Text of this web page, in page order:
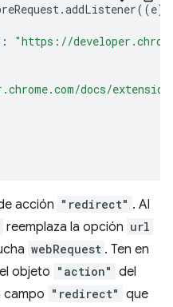
.addListener((e)
:
"https://
docs/
acción "redirect" . Al
reemplaza la opción url
webRequest . Ten en
objeto "action" del
campo "redirect" que